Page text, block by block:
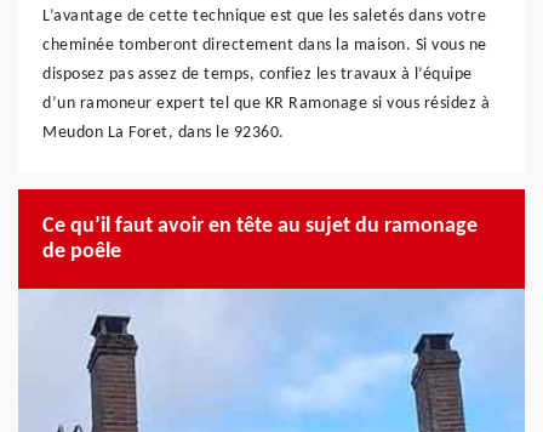
L’avantage de cette technique est que les saletés dans votre
cheminée tomberont directement dans la maison. Si vous ne
disposez pas assez de temps, confiez les travaux à l’équipe
d’un ramoneur expert tel que KR Ramonage si vous résidez à
Meudon La Foret, dans le 92360.
Ce qu’il faut avoir en tête au sujet du ramonage
de poêle